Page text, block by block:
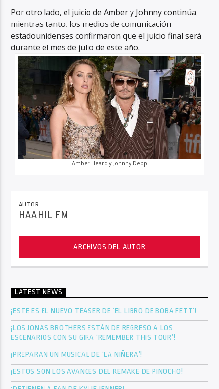
Por otro lado, el juicio de Amber y Johnny continúa,
mientras tanto, los medios de comunicación
estadounidenses confirmaron que el juicio final será
durante el mes de julio de este año.
Amber Heard y Johnny Depp
AUTOR
HAAHIL FM
ARCHIVOS DEL AUTOR
LATEST NEWS
¡ESTE ES EL NUEVO TEASER DE ‘EL LIBRO DE BOBA FETT’!
¡LOS JONAS BROTHERS ESTÁN DE REGRESO A LOS
ESCENARIOS CON SU GIRA ‘REMEMBER THIS TOUR’!
¡PREPARAN UN MUSICAL DE ‘LA NIÑERA’!
¡ESTOS SON LOS AVANCES DEL REMAKE DE PINOCHO!